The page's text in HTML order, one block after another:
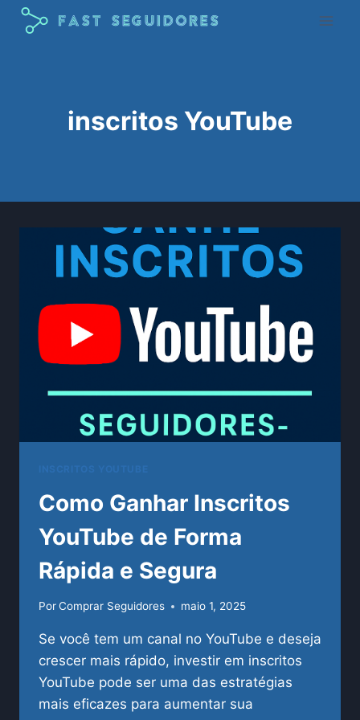
Pular
para
inscritos YouTube
Como Ganhar Inscritos
YouTube de Forma
Rápida e Segura
PorComprar Seguidores maio 1, 2025
Se você tem um canal no YouTube e deseja
crescer mais rápido, investir em inscritos
YouTube pode ser uma das estratégias
mais eficazes para aumentar sua